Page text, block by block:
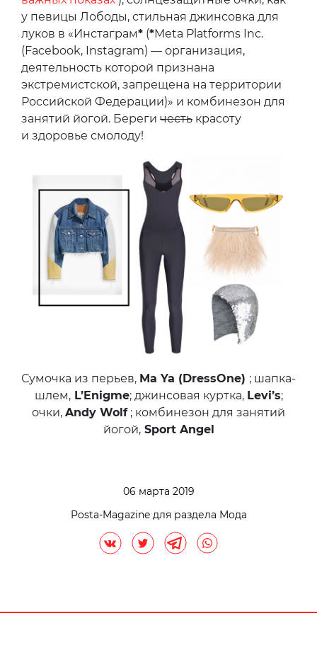
у певицы Лободы, стильная джинсовка для
луков в «Инстаграм* (*Meta Platforms Inc.
(Facebook, Instagram) — организация,
деятельность которой признана
экстремистской, запрещена на территории
Российской Федерации)» и комбинезон для
занятий йогой. Береги честь красоту
и здоровье смолоду!
Сумочка из перьев, Ma Ya (DressOne) ; шапка-
шлем,L’Enigme; джинсовая куртка, Levi’s;
очки, Andy Wolf; комбинезон для занятий
йогой,Sport Angel
06 марта 2019
Posta-Magazine для раздела Мода